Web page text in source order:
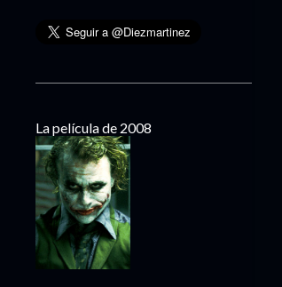
La película de 2008